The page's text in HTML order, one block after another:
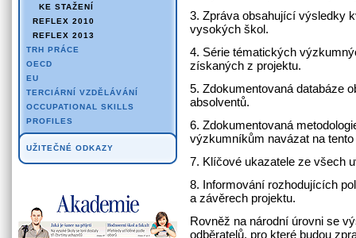
KE STAŽENÍ
REFLEX 2010
REFLEX 2013
TRH PRÁCE
OECD
EU
TERCIÁRNÍ VZDĚLÁVÁNÍ
OCCUPATIONAL SKILLS
PROFILES
UŽITEČNÉ ODKAZY
3. Zpráva obsahující výsledky
vysokých škol.
4. Série tématických
získaných z projektu.
5. Zdokumentovaná databáze
absolventů.
6. Zdokumentovaná
výzkumníkům navázat na tento
7. Klíčové ukazatele ze všech
8. Informování rozhodujících
a závěrech projektu.
Rovněž na národní úrovni se
odběratelů, pro které budou